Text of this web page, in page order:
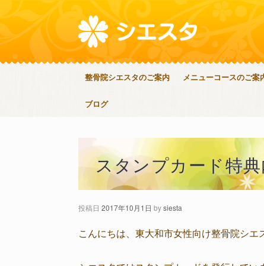
整骨院シエスタのご案内 メニューコースのご案
ブログ
スタンプカード特
投稿日 2017年10月1日 bysiesta
こんにちは、東大和市女性向け整骨院シエ